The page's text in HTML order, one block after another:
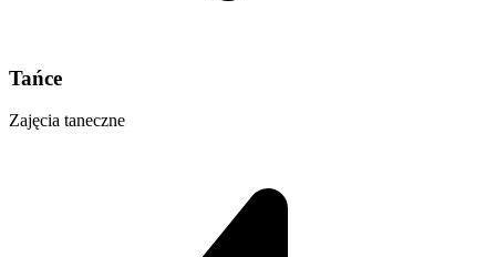
Tańce
Zajęcia taneczne